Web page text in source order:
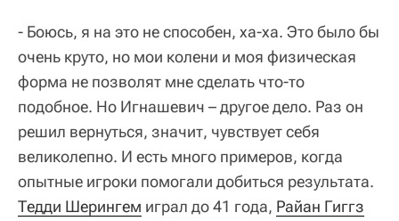
- Боюсь, я на это не способен, ха-ха. Это было бы
очень круто, но мои колени и моя физическая
форма не позволят мне сделать что-то
подобное. Но Игнашевич – другое дело. Раз он
решил вернуться, значит, чувствует себя
великолепно. И есть много примеров, когда
опытные игроки помогали добиться результата.
Тедди Шерингем играл до 41 года, Райан Гиггз